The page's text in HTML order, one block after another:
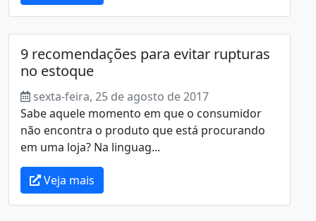
9 recomendações para evitar rupturas
no estoque
sexta-feira, 25 de agosto de 2017
Sabe aquele momento em que o consumidor
não encontra o produto que está procurando
em uma loja? Na linguag...
Veja mais